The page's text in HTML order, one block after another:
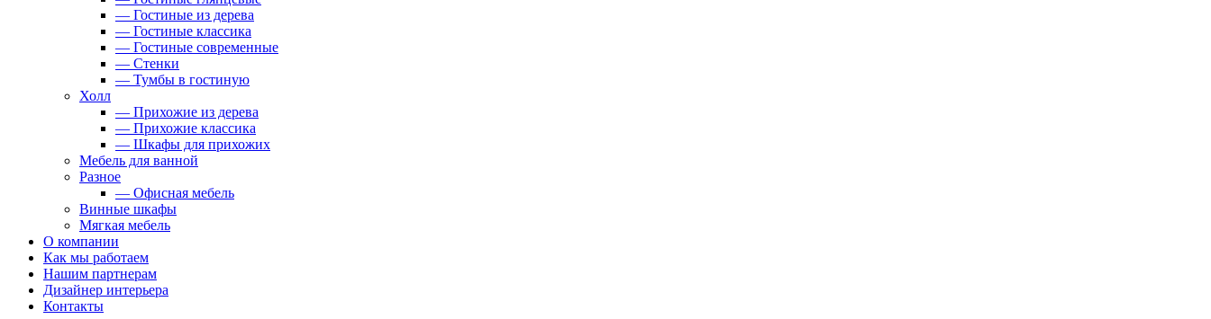
— Гостиные из дерева
— Гостиные классика
— Гостиные современные
— Стенки
— Тумбы в гостиную
Холл
— Прихожие из дерева
— Прихожие классика
— Шкафы для прихожих
Мебель для ванной
Разное
— Офисная мебель
Винные шкафы
Мягкая мебель
О компании
Как мы работаем
Нашим партнерам
Дизайнер интерьера
Контакты